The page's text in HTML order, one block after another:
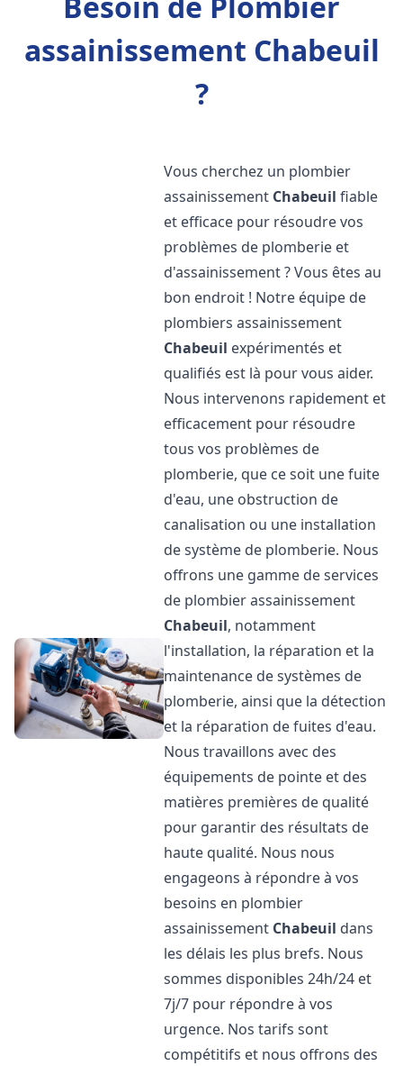
assainissement Chabeuil
?
Vous cherchez un plombier
assainissement Chabeuil fiable
et efficace pour résoudre vos
problèmes de plomberie et
d'assainissement ? Vous êtes au
bon endroit ! Notre équipe de
plombiers assainissement
Chabeuil expérimentés et
qualifiés est là pour vous aider.
Nous intervenons rapidement et
efficacement pour résoudre
tous vos problèmes de
plomberie, que ce soit une fuite
d'eau, une obstruction de
canalisation ou une installation
de système de plomberie. Nous
offrons une gamme de services
de plombier assainissement
Chabeuil, notamment
l'installation, la réparation et la
maintenance de systèmes de
plomberie, ainsi que la détection
et la réparation de fuites d'eau.
Nous travaillons avec des
équipements de pointe et des
matières premières de qualité
pour garantir des résultats de
haute qualité. Nous nous
engageons à répondre à vos
besoins en plombier
assainissement Chabeuil dans
les délais les plus brefs. Nous
sommes disponibles 24h/24 et
7j/7 pour répondre à vos
urgence. Nos tarifs sont
compétitifs et nous offrons des